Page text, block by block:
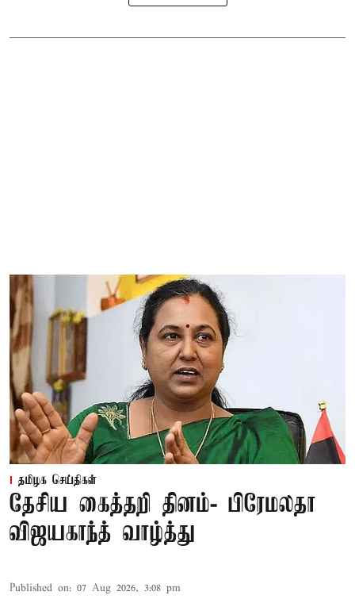
தமிழக செய்திகள்
தேசிய கைத்தறி தினம்- பிரேமலதா
விஜயகாந்த் வாழ்த்து
Published on: 07 Aug 2026, 3:08 pm